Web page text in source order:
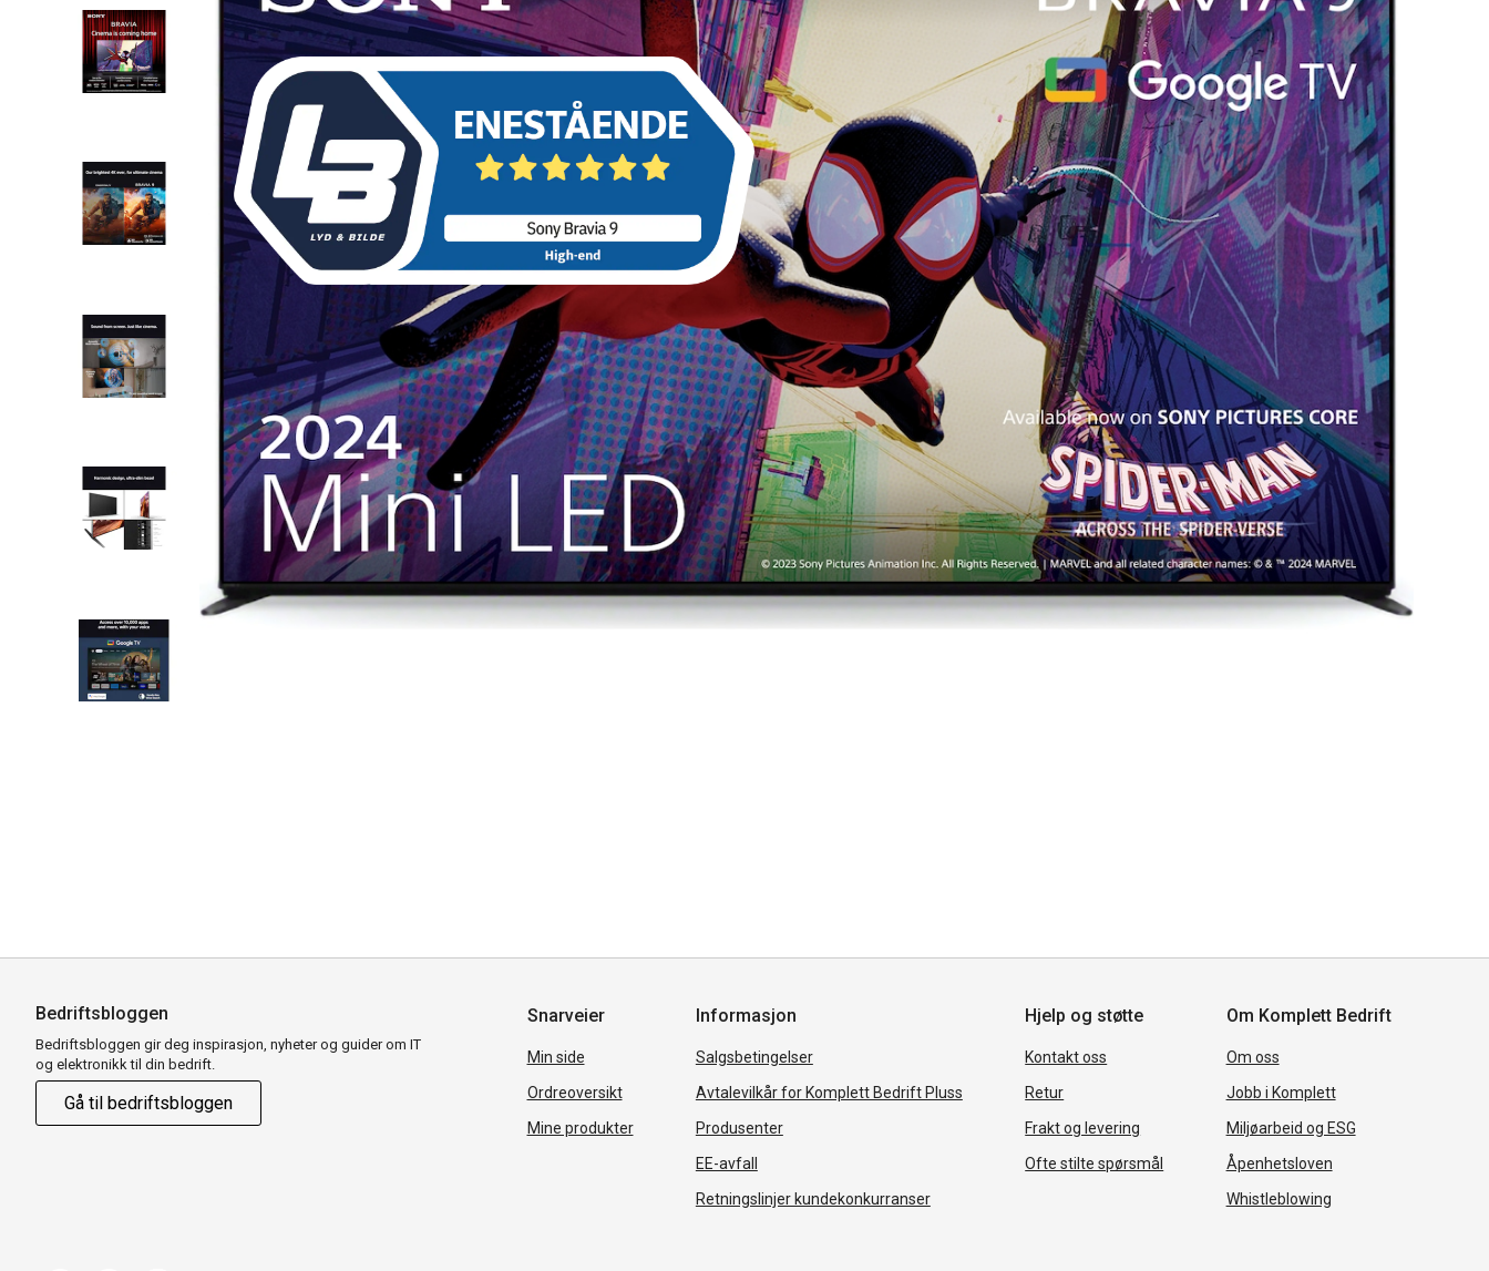
Bedriftsbloggen
Bedriftsbloggen gir deg inspirasjon, nyheter og guider om IT
og elektronikk til din bedrift.
Gå til bedriftsbloggen
Snarveier
Min side
Ordreoversikt
Mine produkter
Informasjon
Salgsbetingelser
Avtalevilkår for Komplett Bedrift Pluss
Produsenter
EE-avfall
Retningslinjer kundekonkurranser
Hjelp og støtte
Kontakt oss
Retur
Frakt og levering
Ofte stilte spørsmål
Om Komplett Bedrift
Om oss
Jobb i Komplett
Miljøarbeid og ESG
Åpenhetsloven
Whistleblowing